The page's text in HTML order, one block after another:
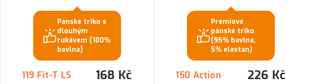
Pánské triko s
dlouhým
rukávem (100%
bavlna)
119 Fit-T LS 168 Kč
Prémiové
pánské triko
(95% bavlna,
5% elastan)
150 Action 226 Kč